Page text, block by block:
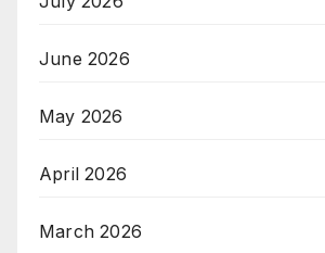
June 2026
May 2026
April 2026
March 2026